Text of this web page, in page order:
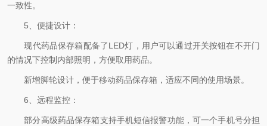
一致性。
5、便捷设计：
现代药品保存箱配备了LED灯，用户可以通过开关按钮在不开门
的情况下控制内部照明，方便取用药品。
新增脚轮设计，便于移动药品保存箱，适应不同的使用场景。
6、远程监控：
部分高级药品保存箱支持手机短信报警功能，可一个手机号分担